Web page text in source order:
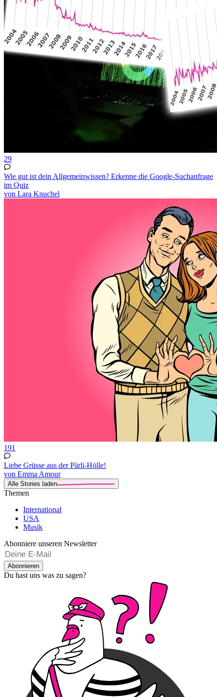
29
Wie gut ist dein Allgemeinwissen? Erkenne die Google-Suchanfrage
im Quiz
von Lara Knuchel
191
Liebe Grüsse aus der Pärli-Hölle!
von Emma Amour
Alle Stories laden
Themen
International
USA
Musik
Abonniere unseren Newsletter
Abonnieren
Du hast uns was zu sagen?